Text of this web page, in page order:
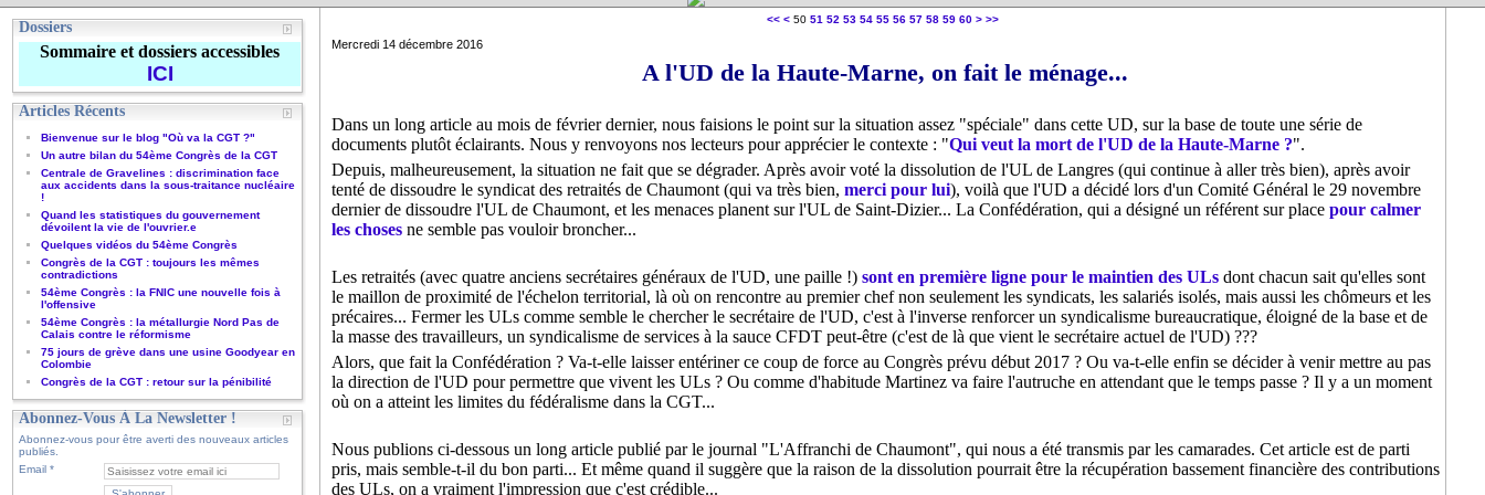
Dossiers
Sommaire et dossiers accessibles
ICI
Articles Récents
Bienvenue sur le blog "Où va la CGT ?"
Un autre bilan du 54ème Congrès de la CGT
Centrale de Gravelines : discrimination face
aux accidents dans la sous-traitance nucléaire
!
Quand les statistiques du gouvernement
dévoilent la vie de l'ouvrier.e
Quelques vidéos du 54ème Congrès
Congrès de la CGT : toujours les mêmes
contradictions
54ème Congrès : la FNIC une nouvelle fois à
l'offensive
54ème Congrès : la métallurgie Nord Pas de
Calais contre le réformisme
75 jours de grève dans une usine Goodyear en
Colombie
Congrès de la CGT : retour sur la pénibilité
Abonnez-Vous À La Newsletter !
Abonnez-vous pour être averti des nouveaux articles
publiés.
Email
<< < 10
20
30
40
50 51 52 53 54 55 56 57 58 59 60 70
80
90
100
> >>
Mercredi 14 décembre 2016
A l'UD de la Haute-Marne, on fait le ménage...
Dans un long article au mois de février dernier, nous faisions le point sur la situation assez "spéciale" dans cette UD, sur la base de toute une série de
documents plutôt éclairants. Nous y renvoyons nos lecteurs pour apprécier le contexte : "Qui veut la mort de l'UD de la Haute-Marne ?".
Depuis, malheureusement, la situation ne fait que se dégrader. Après avoir voté la dissolution de l'UL de Langres (qui continue à aller très bien), après avoir
tenté de dissoudre le syndicat des retraités de Chaumont (qui va très bien, merci pour lui), voilà que l'UD a décidé lors d'un Comité Général le 29 novembre
dernier de dissoudre l'UL de Chaumont, et les menaces planent sur l'UL de Saint-Dizier... La Confédération, qui a désigné un référent sur place pour calmer
les chosesne semble pas vouloir broncher...
Les retraités (avec quatre anciens secrétaires généraux de l'UD, une paille !) sont en première ligne pour le maintien des ULsdont chacun sait qu'elles sont
le maillon de proximité de l'échelon territorial, là où on rencontre au premier chef non seulement les syndicats, les salariés isolés, mais aussi les chômeurs et les
précaires... Fermer les ULs comme semble le chercher le secrétaire de l'UD, c'est à l'inverse renforcer un syndicalisme bureaucratique, éloigné de la base et de
la masse des travailleurs, un syndicalisme de services à la sauce CFDT peut-être (c'est de là que vient le secrétaire actuel de l'UD) ???
Alors, que fait la Confédération ? Va-t-elle laisser entériner ce coup de force au Congrès prévu début 2017 ? Ou va-t-elle enfin se décider à venir mettre au pas
la direction de l'UD pour permettre que vivent les ULs ? Ou comme d'habitude Martinez va faire l'autruche en attendant que le temps passe ? Il y a un moment
où on a atteint les limites du fédéralisme dans la CGT...
Nous publions ci-dessous un long article publié par le journal "L'Affranchi de Chaumont", qui nous a été transmis par les camarades. Cet article est de parti
pris, mais semble-t-il du bon parti... Et même quand il suggère que la raison de la dissolution pourrait être la récupération bassement financière des contributions
des ULs, on a vraiment l'impression que c'est crédible...